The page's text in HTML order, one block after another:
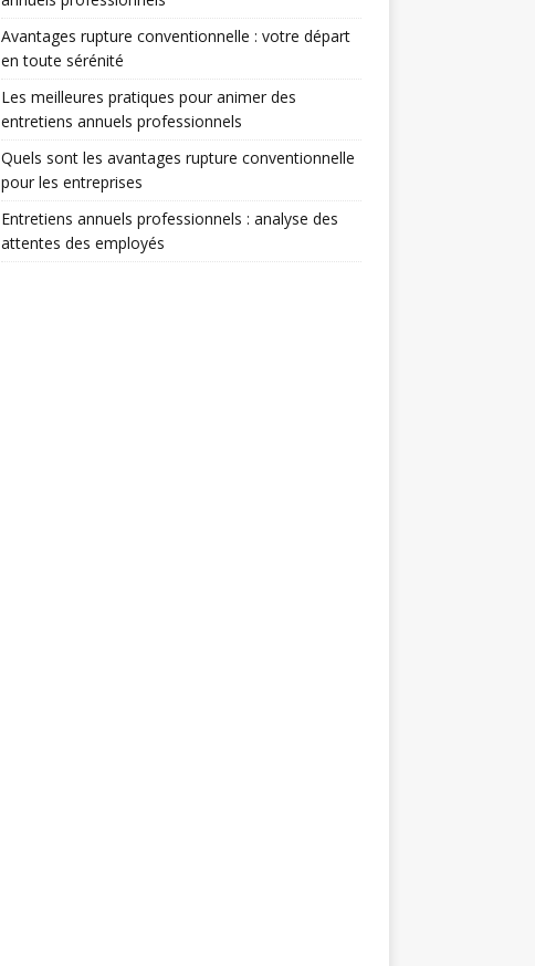
Avantages rupture conventionnelle : votre départ
en toute sérénité
Les meilleures pratiques pour animer des
entretiens annuels professionnels
Quels sont les avantages rupture conventionnelle
pour les entreprises
Entretiens annuels professionnels : analyse des
attentes des employés